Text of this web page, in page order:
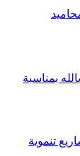
بمناسبة
تنموية